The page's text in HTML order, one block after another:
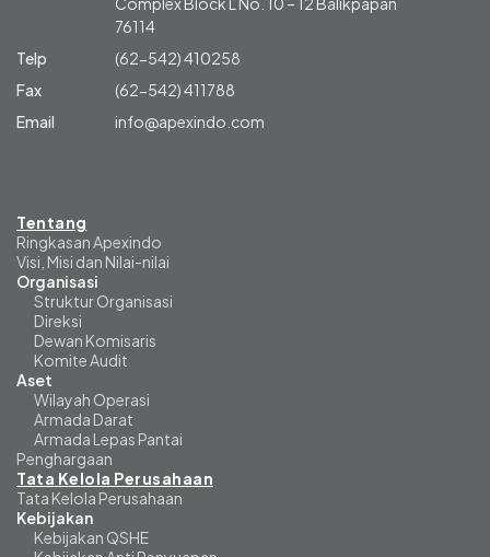
76114
Telp
(62-542) 410258
Fax
(62-542) 411788
Email
info@apexindo.com
Tentang
Ringkasan Apexindo
Visi, Misi dan Nilai-nilai
Organisasi
Struktur Organisasi
Direksi
Dewan Komisaris
Komite Audit
Aset
Wilayah Operasi
Armada Darat
Armada Lepas Pantai
Penghargaan
Tata Kelola Perusahaan
Tata Kelola Perusahaan
Kebijakan
Kebijakan QSHE